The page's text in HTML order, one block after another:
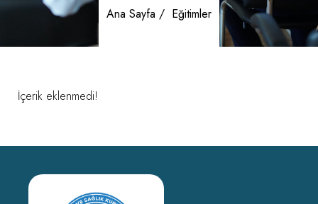
Ana Sayfa / Eğitimler
İçerik eklenmedi!